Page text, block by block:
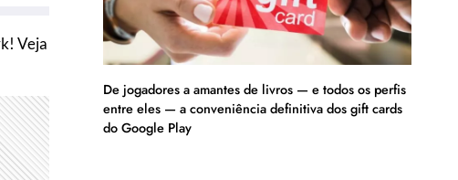
Veja
De jogadores a amantes de livros — e todos os perfis
entre eles — a conveniência definitiva dos gift cards
do Google Play